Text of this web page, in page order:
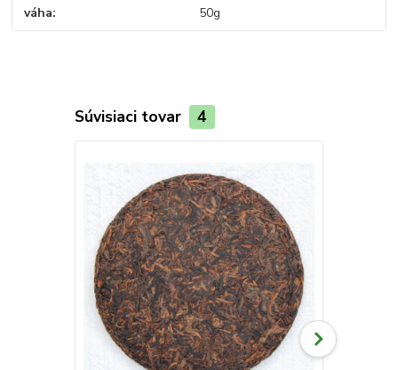
váha 50g
Súvisiaci tovar 4